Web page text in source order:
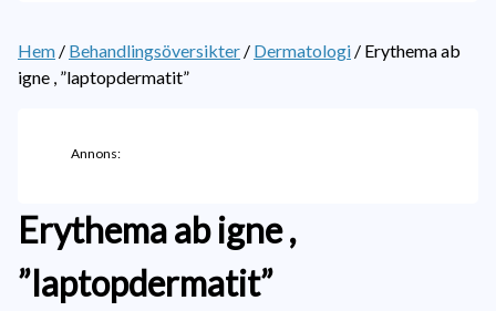
Hem / Behandlingsöversikter / Dermatologi / Erythema ab
igne , ”laptopdermatit”
Annons:
Erythema ab igne ,
”laptopdermatit”